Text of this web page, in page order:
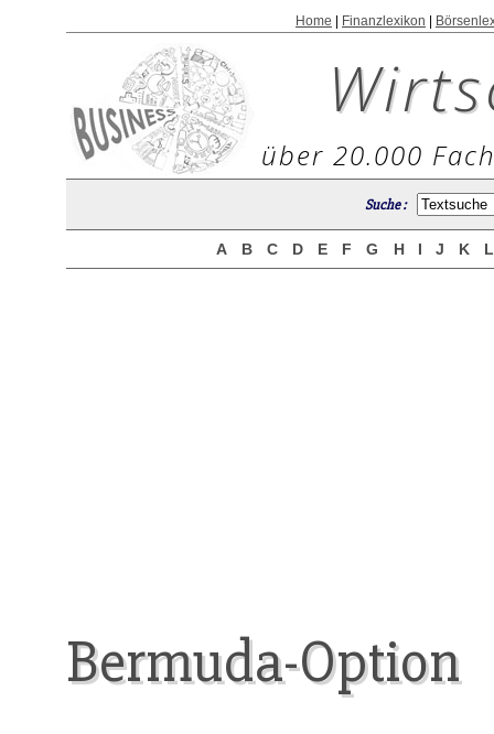
Home Finanzlexikon
über 20.000
Suche :
A B C D E F G H I J K
Bermuda-Option